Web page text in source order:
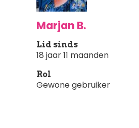
Marjan B.
Lid sinds
18 jaar 11 maanden
Rol
Gewone gebruiker